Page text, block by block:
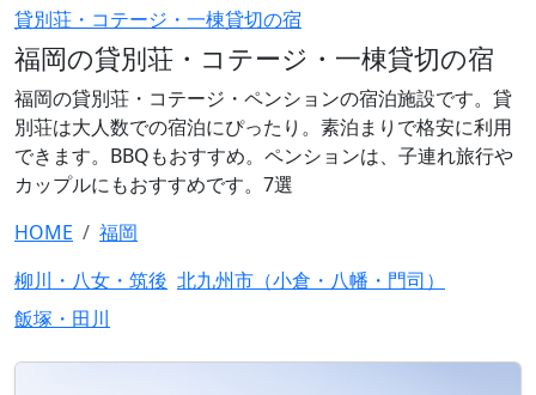
貸別荘・コテージ・一棟貸切の宿
福岡の貸別荘・コテージ・一棟貸切の宿
福岡の貸別荘・コテージ・ペンションの宿泊施設です。貸
別荘は大人数での宿泊にぴったり。素泊まりで格安に利用
できます。BBQもおすすめ。ペンションは、子連れ旅行や
カップルにもおすすめです。7選
HOME
福岡
柳川・八女・筑後 北九州市（小倉・八幡・門司）
飯塚・田川